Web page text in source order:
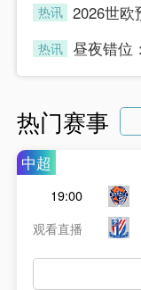
热讯
热讯
热门赛事
中超
19:00
观看直播